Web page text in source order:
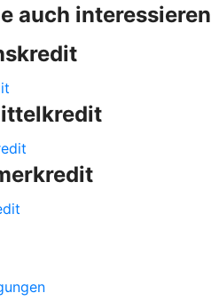
auch interessieren